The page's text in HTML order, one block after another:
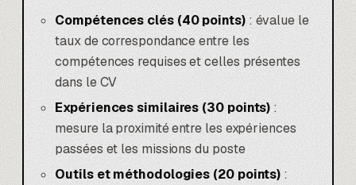
Compétences clés (40 points): évalue le
taux de correspondance entre les
compétences requises et celles présentes
dans le CV
Expériences similaires (30 points):
mesure la proximité entre les expériences
passées et les missions du poste
Outils et méthodologies (20 points):